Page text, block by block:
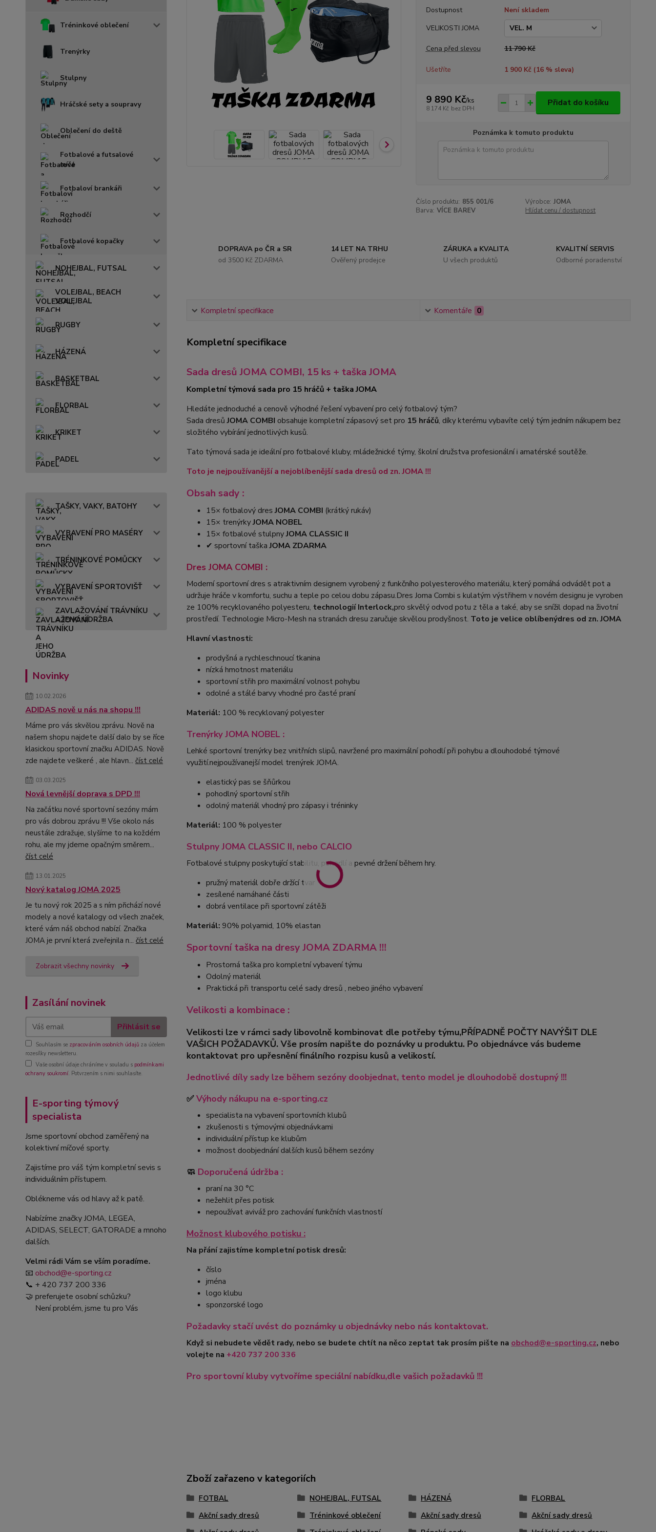
Tréninkové oblečení
Trenýrky
Stulpny
Hráčské sety a soupravy
Oblečení do deště
Fotbalové a futsalové
míče
Fotbaloví brankáři
Rozhodčí
Fotbalové kopačky
NOHEJBAL, FUTSAL
VOLEJBAL, BEACH
VOLEJBAL
RUGBY
HÁZENÁ
BASKETBAL
FLORBAL
KRIKET
PADEL
TAŠKY, VAKY, BATOHY
VYBAVENÍ PRO MASÉRY
TRÉNINKOVÉ POMŮCKY
VYBAVENÍ SPORTOVIŠŤ
ZAVLAŽOVÁNÍ TRÁVNÍKU
A JEHO ÚDRŽBA
Novinky
10.02.2026
ADIDAS nově u nás na shopu !!!
Máme pro vás skvělou zprávu. Nově na
našem shopu najdete další dalo by se říce
klasickou sportovní značku ADIDAS. Nově
zde najdete veškeré , ale hlavn... číst celé
03.03.2025
Nová levnější doprava s DPD !!!
Na začátku nové sportovní sezóny mám
pro vás dobrou zprávu !!! Vše okolo nás
neustále zdražuje, slyšíme to na koždém
rohu, ale my jdeme opačným směrem...
číst celé
13.01.2025
Nový katalog JOMA 2025
Je tu nový rok 2025 a s ním přichází nové
modely a nové katalogy od všech značek,
které vám náš obchod nabízí. Značka
JOMA je první která zveřejnila n... číst celé
Zobrazit všechny novinky
Zasílání novinek
Přihlásit se
Souhlasím se zpracováním osobních údajů za účelem
rozesílky newsletteru.
Vaše osobní údaje chráníme v souladu s podmínkami
ochrany soukromí. Potvrzením s nimi souhlasíte.
E-sporting týmový
specialista
Jsme sportovní obchod zaměřený na
kolektivní míčové sporty.
Zajistíme pro váš tým kompletní sevis s
individuálním přístupem.
Oblékneme vás od hlavy až k patě.
Nabízíme značky JOMA, LEGEA,
ADIDAS, SELECT, GATORADE a mnoho
dalších.
Velmi rádi Vám se vším poradíme.
📧 obchod@e-sporting.cz
📞 + 420 737 200 336
🤝 preferujete osobní schůzku?
Není problém, jsme tu pro Vás
Dostupnost
Není skladem
VELIKOSTI JOMA
Cena před slevou 11 790 Kč
Ušetříte 1 900 Kč (16% sleva)
9 890 Kč/ks
8 174 Kč bez DPH
Přidat do košíku
Poznámka k tomuto produktu
Číslo produktu: 855 001/6 Výrobce: JOMA
Barva: VÍCE BAREV Hlídat cenu / dostupnost
DOPRAVA po ČR a SR
od 3500 Kč ZDARMA
14 LET NA TRHU
Ověřený prodejce
ZÁRUKA a KVALITA
U všech produktů
KVALITNÍ SERVIS
Odborné poradenství
Kompletní specifikace Komentáře 0
Kompletní specifikace
Sada dresů JOMA COMBI, 15 ks + taška JOMA
Kompletní týmová sada pro 15 hráčů + taška JOMA
Hledáte jednoduché a cenově výhodné řešení vybavení pro celý fotbalový tým?
Sada dresůJOMA COMBI obsahuje kompletní zápasový set pro 15 hráčů, díky kterému vybavíte celý tým jedním nákupem bez
složitého vybírání jednotlivých kusů.
Tato týmová sada je ideální pro fotbalové kluby, mládežnické týmy, školní družstva profesionální i amatérské soutěže.
Toto je nejpoužívanější a nejoblíbenější sada dresů od zn. JOMA !!!
Obsah sady :
15× fotbalový dresJOMA COMBI (krátký rukáv)
15× trenýrkyJOMA NOBEL
15× fotbalové stulpnyJOMA CLASSIC II
✔ sportovní taškaJOMA ZDARMA
Dres JOMA COMBI :
Moderní sportovní dres s atraktivním designem vyrobený z funkčního polyesterového materiálu, který pomáhá odvádět pot a
udržuje hráče v komfortu, suchu a teple po celou dobu zápasu.Dres Joma Combi s kulatým výstřihem v novém designu je vyroben
ze 100% recyklovaného polyesteru, technologií Interlock,pro skvělý odvod potu z těla a také, aby se snížil dopad na životní
prostředí. Technologie Micro-Mesh na stranách dresu zaručuje skvělou prodyšnost. Toto je velice oblíbenýdres od zn. JOMA
Hlavní vlastnosti:
prodyšná a rychleschnoucí tkanina
nízká hmotnost materiálu
sportovní střih pro maximální volnost pohybu
odolné a stálé barvy vhodné pro časté praní
Materiál: 100 % recyklovaný polyester
Trenýrky JOMA NOBEL :
Lehké sportovní trenýrky bez vnitřních slipů, navržené pro maximální pohodlí při pohybu a dlouhodobé týmové
využití.nejpoužívanejší model trenýrek JOMA.
elastický pas se šňůrkou
pohodlný sportovní střih
odolný materiál vhodný pro zápasy i tréninky
Materiál: 100 % polyester
Stulpny JOMA CLASSIC II, nebo CALCIO
Fotbalové stulpny poskytující stabilitu, pohodlí a pevné držení během hry.
pružný materiál dobře držící tvar
zesílené namáhané části
dobrá ventilace při sportovní zátěži
Materiál: 90% polyamid, 10% elastan
Sportovní taška na dresy JOMA ZDARMA !!!
Prostorná taška pro kompletní vybavení týmu
Odolný materiál
Praktická při transportu celé sady dresů , nebeo jiného vybavení
Velikosti a kombinace :
Velikosti lze v rámci sady libovolně kombinovat dle potřeby týmu,PŘÍPADNĚ POČTY NAVÝŠIT DLE
VAŠICH POŽADAVKŮ. Vše prosím napište do poznávky u produktu. Po objednávce vás budeme
kontaktovat pro upřesnění finálního rozpisu kusů a velikostí.
Jednotlivé díly sady lze během sezóny doobjednat, tento model je dlouhodobě dostupný !!!
✅Výhody nákupu na e-sporting.cz
specialista na vybavení sportovních klubů
zkušenosti s týmovými objednávkami
individuální přístup ke klubům
možnost doobjednání dalších kusů během sezóny
🧼 Doporučená údržba :
praní na 30 °C
nežehlit přes potisk
nepoužívat aviváž pro zachování funkčních vlastností
Možnost klubového potisku :
Na přání zajistíme kompletní potisk dresů:
číslo
jména
logo klubu
sponzorské logo
Požadavky stačí uvést do poznámky u objednávky nebo nás kontaktovat.
Když si nebudete vědět rady, nebo se budete chtít na něco zeptat tak prosím pište na obchod@e-sporting.cz, nebo
volejte na +420 737 200 336
Pro sportovní kluby vytvoříme speciální nabídku,dle vašich požadavků !!!
Zboží zařazeno v kategoriích
FOTBAL NOHEJBAL, FUTSAL HÁZENÁ
FLORBAL
Akční sady dresů
Tréninkové oblečení Akční sady dresů
Akční sady dresů